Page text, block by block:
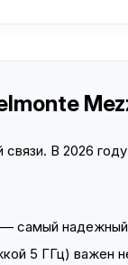
В 2026
самый
5 ГГц) важен